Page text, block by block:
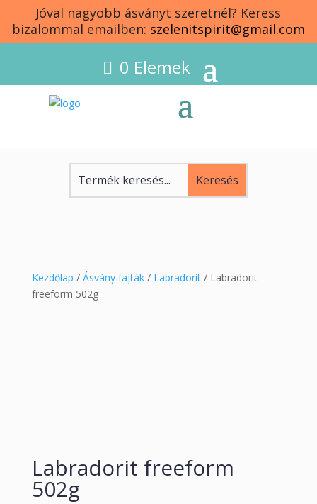
Jóval nagyobb ásványt szeretnél? Keress
bizalommal emailben: szelenitspirit@gmail.com
0 Elemek
Kezdőlap / Ásvány fajták/ Labradorit/ Labradorit
freeform 502g
Labradorit freeform
502g